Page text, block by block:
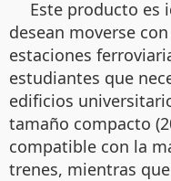
Este producto es
desean moverse
estaciones
estudiantes que
edificios
tamaño compacto
compatible con la
trenes, mientras